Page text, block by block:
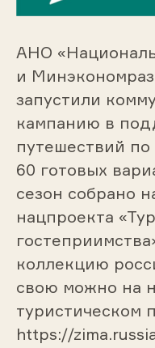
АНО
и
запустили
кампанию в
путешествий
60 готовых
сезон собрано
нацпроекта
коллекцию
свою можно на
туристическом
https://